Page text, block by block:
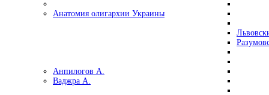
Анатомия олигархии Украины
Анпилогов А.
Ваджра А.